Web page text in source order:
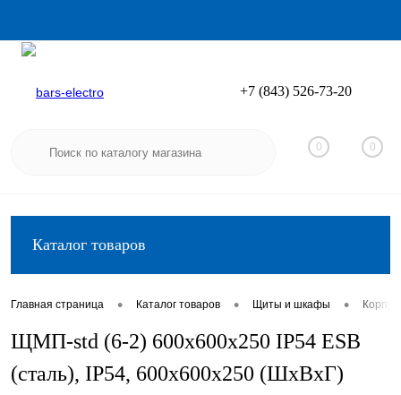
Вход
+7 (843) 526-73-20
0 0
Каталог товаров
Главная страница • Каталог товаров • Щиты и шкафы •
ЩМП-std (6-2) 600х600х250 IP54 ESB
(сталь), IP54, 600х600х250 (ШхВхГ)